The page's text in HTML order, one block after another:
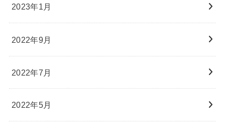
2023年1月
2022年9月
2022年7月
2022年5月